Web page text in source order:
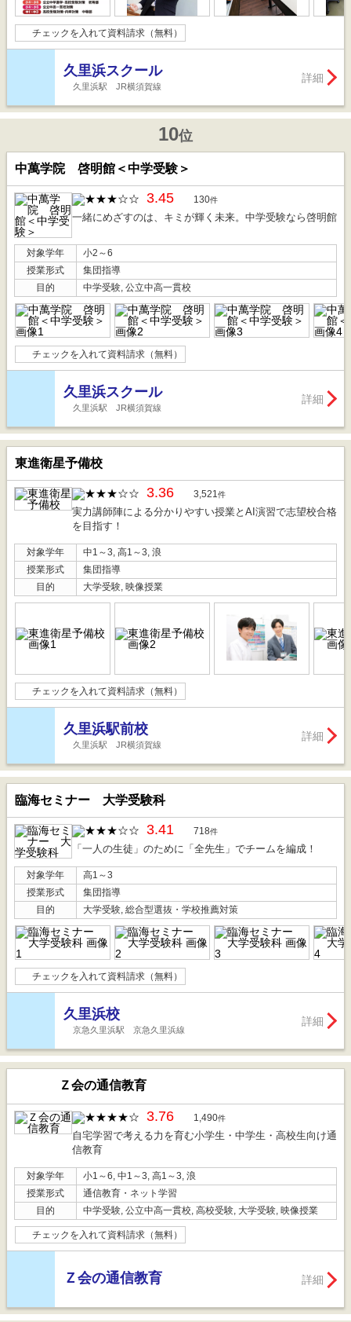
チェックを入れて資料請求（無料）
久里浜スクール
久里浜駅 JR横須賀線
詳細
10位
中萬学院 啓明館＜中学受験＞
3.45 130件
一緒にめざすのは、キミが輝く未来。中学受験なら啓明館
対象学年
小2～6
授業形式
集団指導
目的
中学受験, 公立中高一貫校
チェックを入れて資料請求（無料）
久里浜スクール
久里浜駅 JR横須賀線
詳細
東進衛星予備校
3.36 3,521件
実力講師陣による分かりやすい授業とAI演習で志望校合格
を目指す！
対象学年
中1～3, 高1～3, 浪
授業形式
集団指導
目的
大学受験, 映像授業
チェックを入れて資料請求（無料）
久里浜駅前校
久里浜駅 JR横須賀線
詳細
臨海セミナー 大学受験科
3.41 718件
「一人の生徒」のために「全先生」でチームを編成！
対象学年
高1～3
授業形式
集団指導
目的
大学受験, 総合型選抜・学校推薦対策
チェックを入れて資料請求（無料）
久里浜校
京急久里浜駅 京急久里浜線
詳細
Ｚ会の通信教育
3.76 1,490件
自宅学習で考える力を育む小学生・中学生・高校生向け通
信教育
対象学年
小1～6, 中1～3, 高1～3, 浪
授業形式
通信教育・ネット学習
目的
中学受験, 公立中高一貫校, 高校受験, 大学受験, 映像授業
チェックを入れて資料請求（無料）
Ｚ会の通信教育 詳細